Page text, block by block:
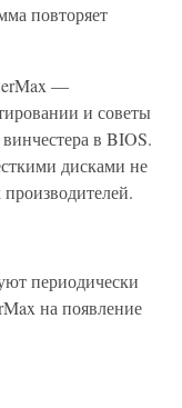
повторяет
—
и советы
в BIOS.
дисками не
периодически
на появление